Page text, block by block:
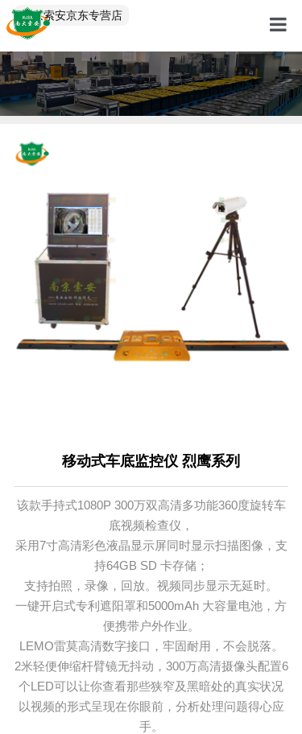
首
产
中文/EN
南京索安京东专营店
移动式车底监控仪 烈鹰系列
该款手持式1080P 300万双高清多功能360度旋转车
底视频检查仪，
采用7寸高清彩色液晶显示屏同时显示扫描图像，支
持64GB SD 卡存储；
支持拍照，录像，回放。视频同步显示无延时。
一键开启式专利遮阳罩和5000mAh 大容量电池，方
便携带户外作业。
LEMO雷莫高清数字接口，牢固耐用，不会脱落。
2米轻便伸缩杆臂镜无抖动，300万高清摄像头配置6
个LED可以让你查看那些狭窄及黑暗处的真实状况
以视频的形式呈现在你眼前，分析处理问题得心应
手。